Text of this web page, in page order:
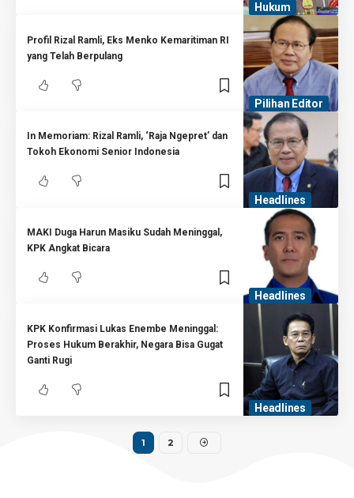
Hukum
Pilihan Editor
Profil Rizal Ramli, Eks Menko Kemaritiman RI
yang Telah Berpulang
Headlines
In Memoriam: Rizal Ramli, ‘Raja Ngepret’ dan
Tokoh Ekonomi Senior Indonesia
Headlines
MAKI Duga Harun Masiku Sudah Meninggal,
KPK Angkat Bicara
Headlines
KPK Konfirmasi Lukas Enembe Meninggal:
Proses Hukum Berakhir, Negara Bisa Gugat
Ganti Rugi
1 2